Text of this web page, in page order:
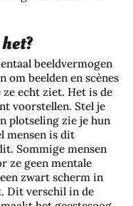
beeldvermogen
om beelden en scènes
echt ziet. Het is de
voorstellen. Stel je
plotseling zie je hun
mensen is dit
Sommige mensen
ze geen mentale
zwart scherm in
Dit verschil in de